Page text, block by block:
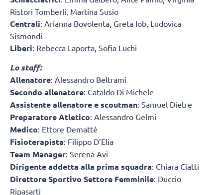
Ristori Tomberli, Martina Susio
Centrali: Arianna Bovolenta, Greta Iob, Ludovica
Sismondi
Liberi: Rebecca Laporta, Sofia Luchi
Lo staff:
Allenatore: Alessandro Beltrami
Secondo allenatore: Cataldo Di Michele
Assistente allenatore e scoutman: Samuel Dietre
Preparatore Atletico: Alessandro Gelmi
Medico: Ettore Dematté
Fisioterapista: Filippo D’Elia
Team Manager: Serena Avi
Dirigente addetta alla prima squadra: Chiara Ciatti
Direttore Sportivo Settore Femminile: Duccio
Ripasarti